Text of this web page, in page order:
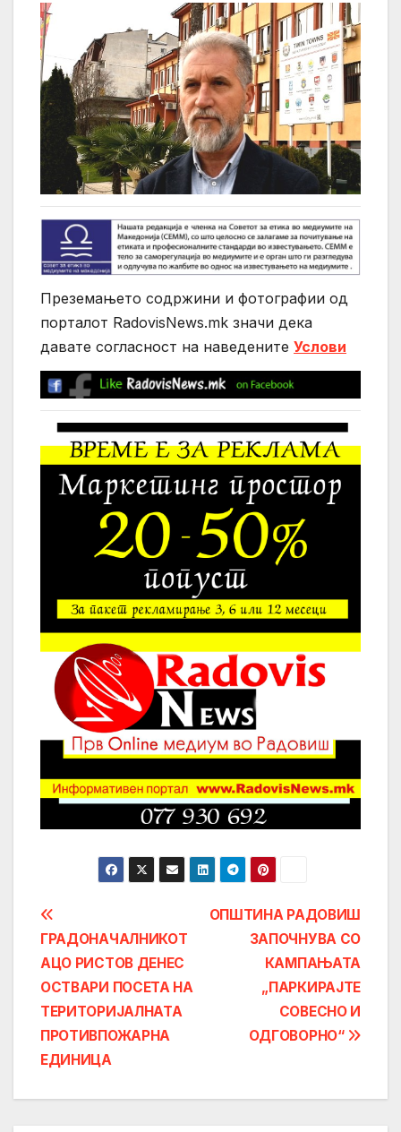
Преземањето содржини и фотографии од
порталот RadovisNews.mk значи дека
давате согласност на нaведените Услови
Post
navigation
ОПШТИНА РАДОВИШ
ЗАПОЧНУВА СО
КАМПАЊАТА
„ПАРКИРАЈТЕ
СОВЕСНО И
ОДГОВОРНО“
ГРАДОНАЧАЛНИКОТ
АЦО РИСТОВ ДЕНЕС
ОСТВАРИ ПОСЕТА НА
ТЕРИТОРИЈАЛНАТА
ПРОТИВПОЖАРНА
ЕДИНИЦА